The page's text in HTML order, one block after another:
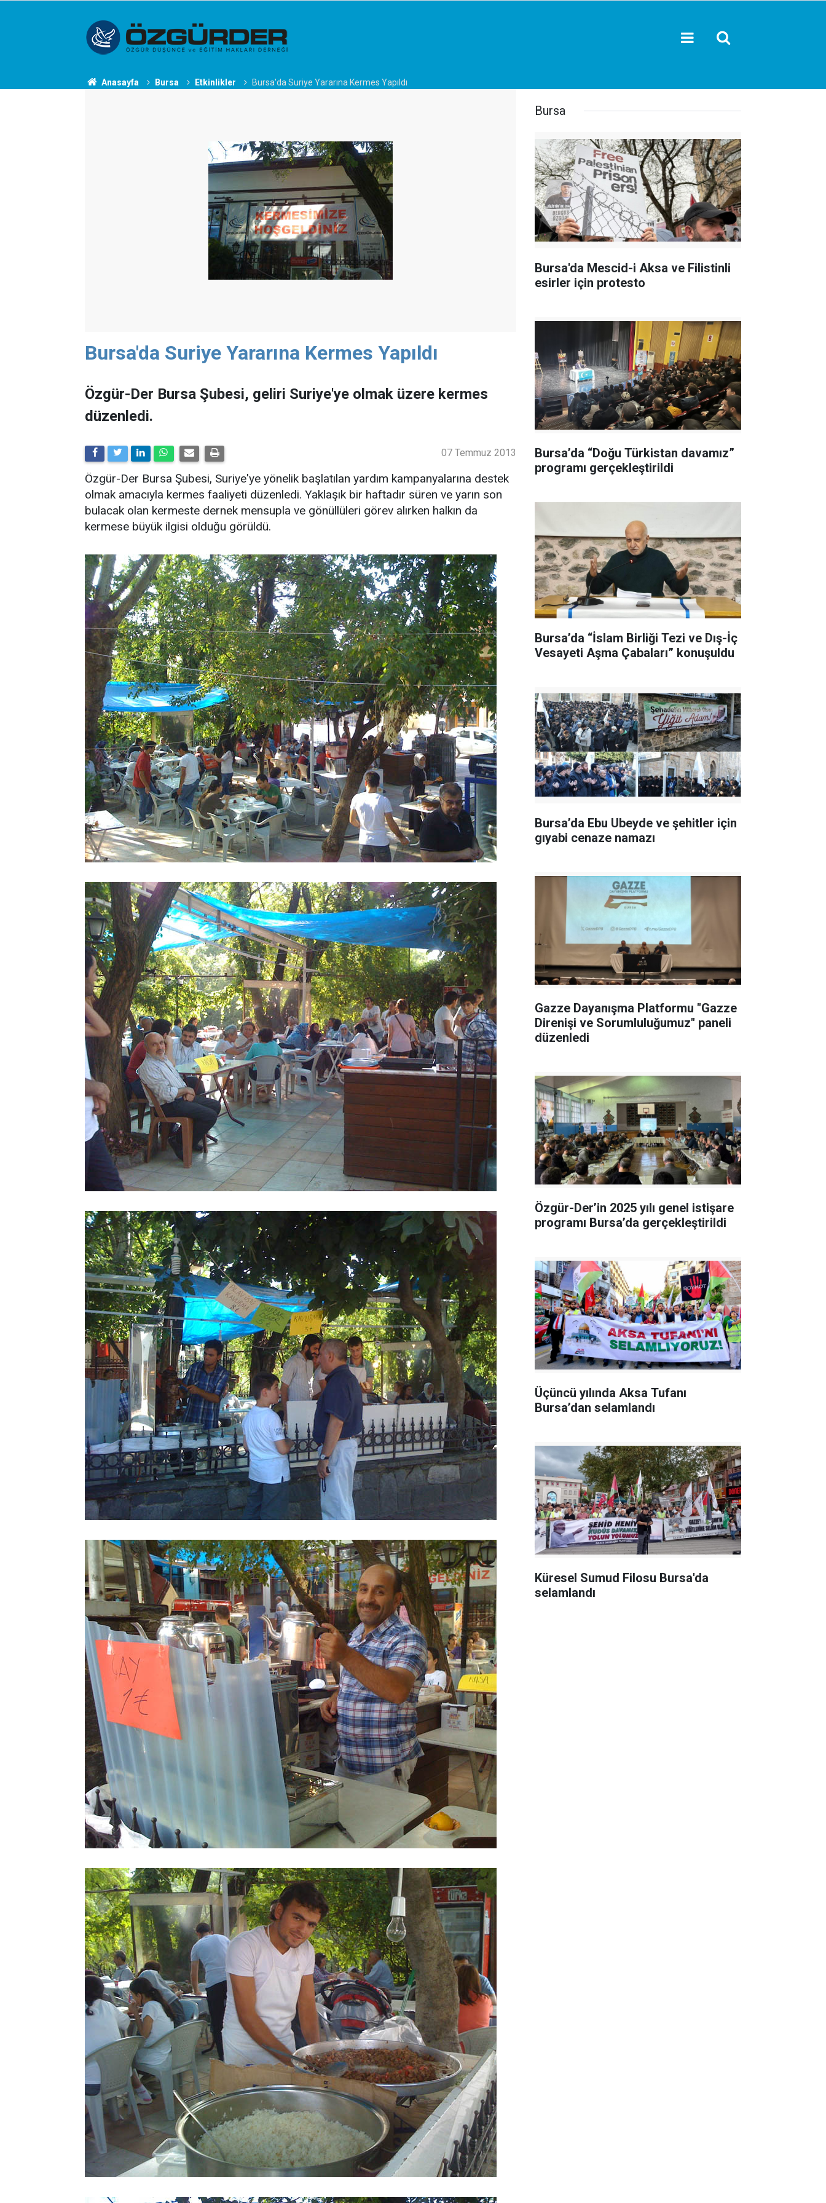
Anasayfa Bursa Etkinlikler Bursa'da Suriye Yararına Kermes Yapıldı
Bursa'da Suriye Yararına Kermes Yapıldı
Özgür-Der Bursa Şubesi, geliri Suriye'ye olmak üzere kermes
düzenledi.
07 Temmuz 2013
Özgür-Der Bursa Şubesi, Suriye'ye yönelik başlatılan yardım kampanyalarına destek
olmak amacıyla kermes faaliyeti düzenledi. Yaklaşık bir haftadır süren ve yarın son
bulacak olan kermeste dernek mensupla ve gönüllüleri görev alırken halkın da
kermese büyük ilgisi olduğu görüldü.
Bursa
Bursa'da Mescid-i Aksa ve Filistinli
esirler için protesto
Bursa’da “Doğu Türkistan davamız”
programı gerçekleştirildi
Bursa’da “İslam Birliği Tezi ve Dış-İç
Vesayeti Aşma Çabaları” konuşuldu
Bursa’da Ebu Ubeyde ve şehitler için
gıyabi cenaze namazı
Gazze Dayanışma Platformu "Gazze
Direnişi ve Sorumluluğumuz" paneli
düzenledi
Özgür-Der’in 2025 yılı genel istişare
programı Bursa’da gerçekleştirildi
Üçüncü yılında Aksa Tufanı
Bursa’dan selamlandı
Küresel Sumud Filosu Bursa'da
selamlandı